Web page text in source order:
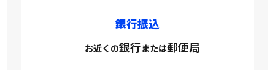
銀行振込
お近くの銀行または郵便局